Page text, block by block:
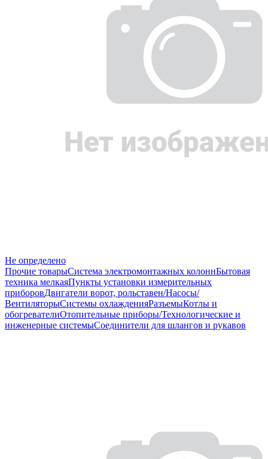
Не определено
Прочие товарыСистема электромонтажных колоннБытовая
техника мелкаяПункты установки измерительных
приборовДвигатели ворот, рольставен/Насосы/
ВентиляторыСистемы охлажденияРазъемыКотлы и
обогревателиОтопительные приборы/Технологические и
инженерные системыСоединители для шлангов и рукавов